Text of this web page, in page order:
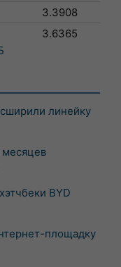
3.3908
3.6365
линейку
месяцев
BYD
площадку